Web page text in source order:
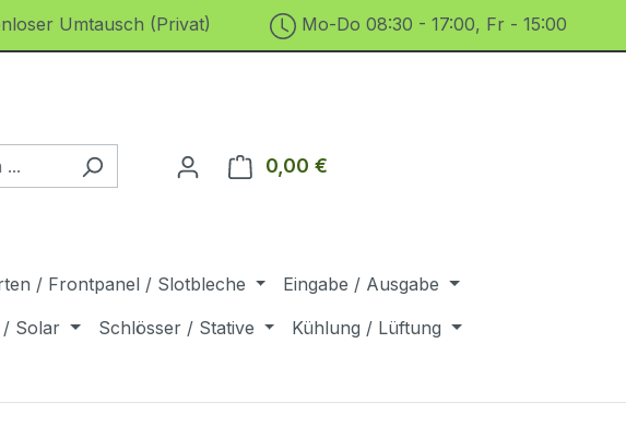
Umtausch (Privat) Mo-Do 08:30 - 17:00, Fr - 15:00
0,00 €
/ Frontpanel / Slotbleche
Eingabe / Ausgabe
/ Solar Schlösser / Stative
Kühlung / Lüftung